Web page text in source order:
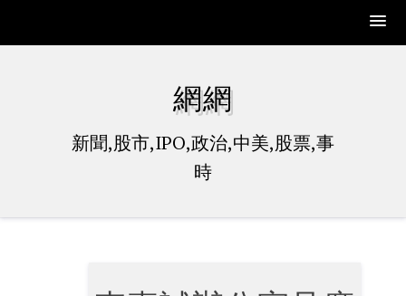
網網
新聞,股市,IPO,政治,中美,股票,事
時